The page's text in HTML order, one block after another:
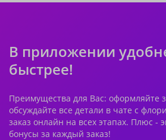
В приложении
быстрее!
Преимущества для Вас: оформляйте
обсуждайте все детали в чате с
заказ онлайн на всех этапах. Плюс -
бонусы за каждый заказ!